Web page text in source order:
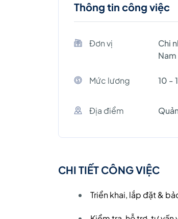
Thông tin công việc
Đơn vị
Chi
Nam
Mức lương 10 -
Địa điểm
CHI TIẾT CÔNG VIỆC
Triển khai, lắp đặt &